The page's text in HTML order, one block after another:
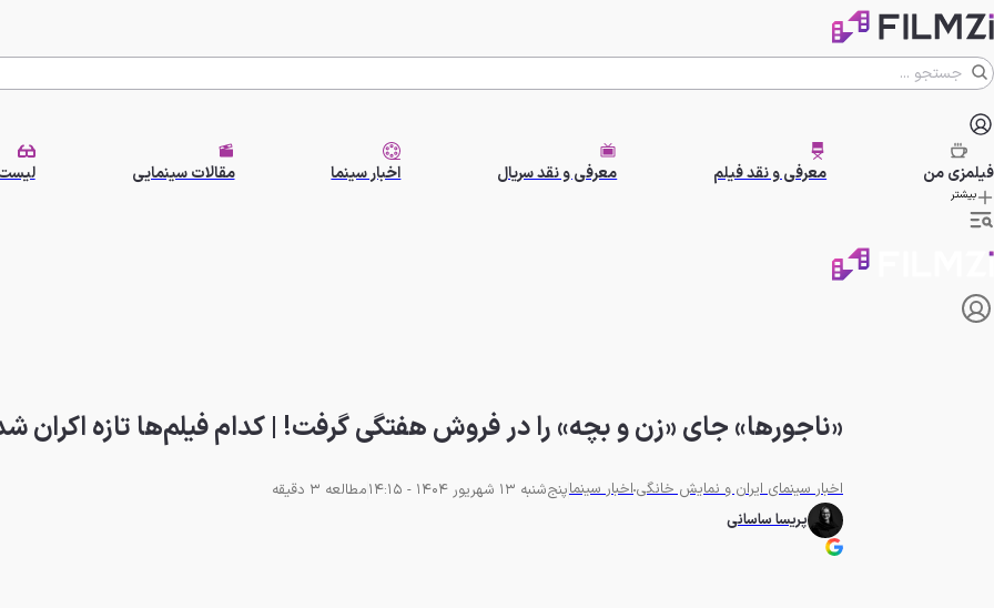
فیلمزیمن معرفی و نقد فیلم معرفی و نقد سریال اخبار سینما مقالات سینمایی
بیشتر
«ناجورها» جای «زن و بچه» را در فروش هفتگی گرفت! | کدام فیلم‌ها تازه اکران
اخبار سینمای ایران و نمایش خانگیاخبار سینماپنج‌شنبه 13 شهریور 1404 - 14:15
مطالعه 3 دقیقه
پریسا ساسانی